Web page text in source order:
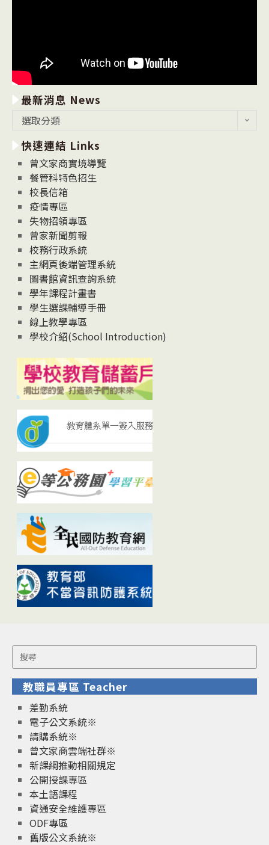
最新消息 News
消
息
News
選取分類
快速連結 Links
曾文家商實境導覽
餐管科特色招生
校長信箱
疫情專區
失物招領專區
曾家新聞剪報
校務行政系統
主網頁後端管理系統
圖書館資訊查詢系統
學年課程計畫書
學生選課輔導手冊
線上教學專區
學校介紹(School Introduction)
Search
for:
教職員專區 Teacher
差勤系統
電子公文系統※
請購系統※
曾文家商雲端社群※
新課綱推動相關規定
公開授課專區
本土語課程
資通安全維護專區
ODF專區
舊版公文系統※